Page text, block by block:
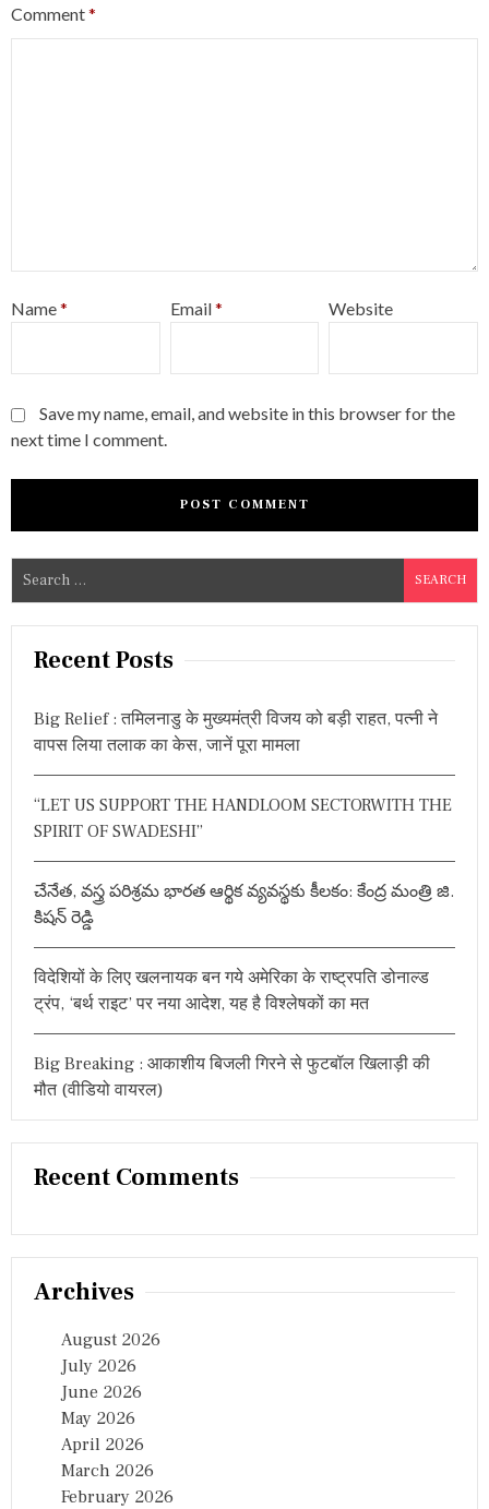
Comment*
Name* Email* Website
Save my name, email, and website in this browser for the
next time I comment.
a
Recent Posts
Big Relief : तमिलनाडु के मुख्यमंत्री विजय को बड़ी राहत, पत्नी ने
वापस लिया तलाक का केस, जानें पूरा मामला
“LET US SUPPORT THE HANDLOOM SECTORWITH THE
SPIRIT OF SWADESHI”
చేనేత, వస్త్ర పరిశ్రమ భారత ఆర్థిక వ్యవస్థకు కీలకం: కేంద్ర మంత్రి జి.
కిషన్ రెడ్డి
विदेशियों के लिए खलनायक बन गये अमेरिका के राष्ट्रपति डोनाल्ड
ट्रंप, ‘बर्थ राइट’ पर नया आदेश, यह है विश्लेषकों का मत
Big Breaking : आकाशीय बिजली गिरने से फुटबॉल खिलाड़ी की
मौत (वीडियो वायरल)
Recent Comments
Archives
August 2026
July 2026
June 2026
May 2026
April 2026
March 2026
February 2026